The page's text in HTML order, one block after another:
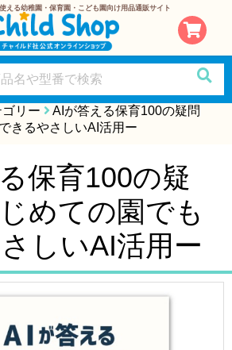
える幼稚園・保育園・こども園向け用品通販サイト
リー
AIが答える保育100の疑問
きるやさしいAI活用ー
保育100の疑
めての園でも
しいAI活用ー